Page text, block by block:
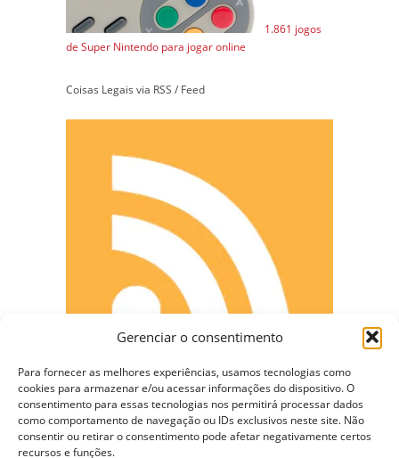
Gerenciar o consentimento
Para fornecer as melhores experiências, usamos tecnologias como
cookies para armazenar e/ou acessar informações do dispositivo. O
consentimento para essas tecnologias nos permitirá processar dados
como comportamento de navegação ou IDs exclusivos neste site. Não
consentir ou retirar o consentimento pode afetar negativamente certos
recursos e funções.
1.861 jogos
de Super Nintendo para jogar online
Coisas Legais via RSS / Feed
CONECTE-SE